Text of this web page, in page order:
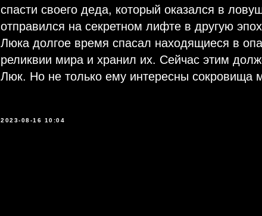
спасти своего деда, который оказался в
отправился на секретном лифте в другую
Люка долгое время спасал находящиеся в
реликвии мира и хранил их. Сейчас этим
Люк. Но не только ему интересны сокровища
2023-08-16 10:04